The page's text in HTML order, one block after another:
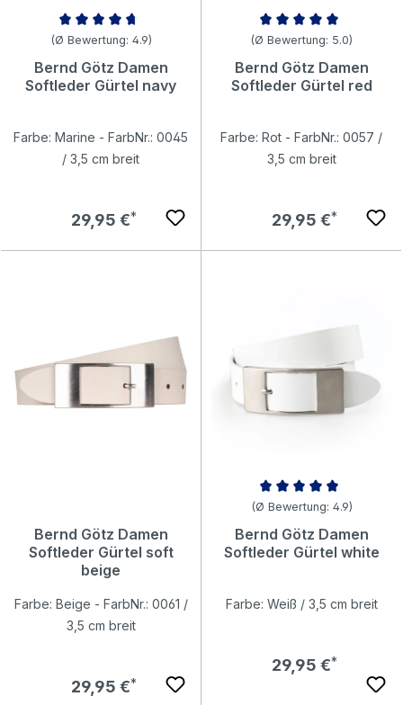
Durchschnittliche Bewertung von 4.86 von 5 Sternen
(Ø Bewertung: 4.9)
Bernd Götz Damen
Softleder Gürtel navy
Farbe: Marine - FarbNr.: 0045
/ 3,5 cm breit
Regulärer Preis:
29,95 €
Durchschnittliche Bewertung
(Ø Bewertung: 5.0)
Bernd Götz Damen
Softleder Gürtel red
Farbe: Rot - FarbNr.: 0057 /
3,5 cm breit
Regulärer Preis:
29,95 €
Bernd Götz Damen
Softleder Gürtel soft
beige
Farbe: Beige - FarbNr.: 0061 /
3,5 cm breit
Regulärer Preis:
29,95 €
Durchschnittliche Bewertung
(Ø Bewertung: 4.9)
Bernd Götz Damen
Softleder Gürtel white
Farbe: Weiß / 3,5 cm breit
Regulärer Preis:
29,95 €